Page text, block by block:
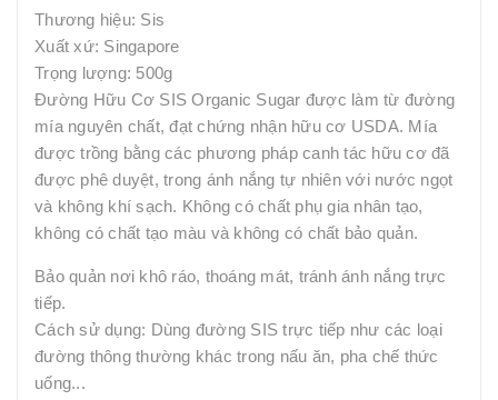
Thương hiệu: Sis
Xuất xứ: Singapore
Trọng lượng: 500g
Đường Hữu Cơ SIS Organic Sugar được làm từ đường
mía nguyên chất, đạt chứng nhận hữu cơ USDA. Mía
được trồng bằng các phương pháp canh tác hữu cơ đã
được phê duyệt, trong ánh nắng tự nhiên với nước ngọt
và không khí sạch. Không có chất phụ gia nhân tạo,
không có chất tạo màu và không có chất bảo quản.
Bảo quản nơi khô ráo, thoáng mát, tránh ánh nắng trực
tiếp.
Cách sử dụng: Dùng đường SIS trực tiếp như các loại
đường thông thường khác trong nấu ăn, pha chế thức
uống...